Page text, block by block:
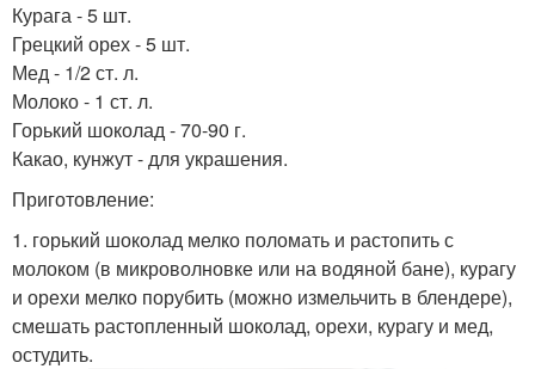
Курага - 5 шт.
Грецкий орех - 5 шт.
Мед - 1/2 ст. л.
Молоко - 1 ст. л.
Горький шоколад - 70-90 г.
Какао, кунжут - для украшения.
Приготовление:
1. горький шоколад мелко поломать и растопить с
молоком (в микроволновке или на водяной бане), курагу
и орехи мелко порубить (можно измельчить в блендере),
смешать растопленный шоколад, орехи, курагу и мед,
остудить.